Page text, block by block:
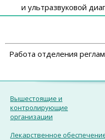
и ультразвуковой
Работа отделения
Вышестоящие и
контролирующие
организации
Лекарственное